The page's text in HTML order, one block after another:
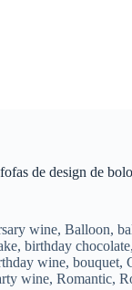
de design de
wine, Balloon,
, birthday chocolate,
wine, bouquet,
wine, Romantic,